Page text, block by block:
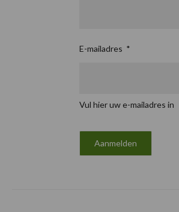
E-mailadres *
Vul hier uw e-mailadres in